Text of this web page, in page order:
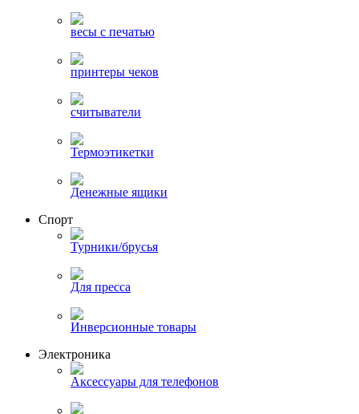
весы с печатью
принтеры чеков
считыватели
Термоэтикетки
Денежные ящики
Спорт
Турники/брусья
Для пресса
Инверсионные товары
Электроника
Аксессуары для телефонов